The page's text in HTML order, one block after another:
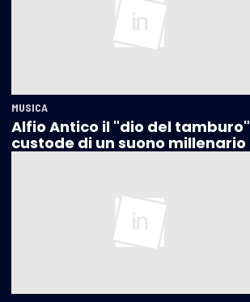
MUSICA
Alfio Antico il "dio del tamburo"
custode di un suono millenario